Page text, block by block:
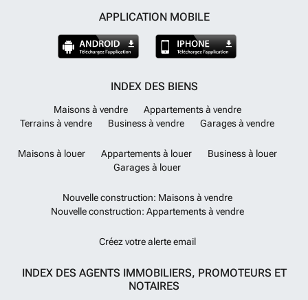
APPLICATION MOBILE
INDEX DES BIENS
Maisons à vendre
Appartements à vendre
Terrains à vendre
Business à vendre Garages à vendre
Maisons à louer Appartements à louer
Business à louer
Garages à louer
Nouvelle construction: Maisons à vendre
Nouvelle construction: Appartements à vendre
Créez votre alerte email
INDEX DES AGENTS IMMOBILIERS, PROMOTEURS ET
NOTAIRES